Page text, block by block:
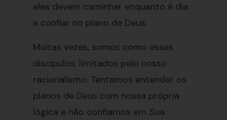
eles devem caminhar enquanto é dia
e confiar no plano de Deus.
Muitas vezes, somos como esses
discípulos, limitados pelo nosso
racionalismo. Tentamos entender os
planos de Deus com nossa própria
lógica e não confiamos em Sua